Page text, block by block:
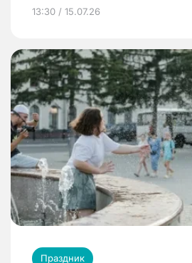
13:30 / 15.07.26
Праздник